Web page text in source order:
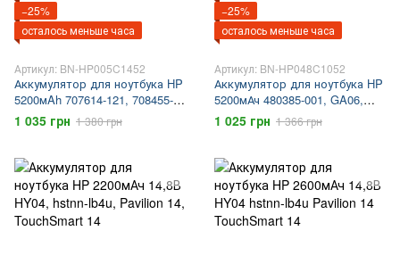
−25%
осталось меньше часа
Артикул: BN-HP005C1452
Аккумулятор для ноутбука HP
5200мAh 707614-121, 708455-
001, 708456-001, AR08,
AR08XL, ZBOOK 15 G1,ZBOOK
G2
1 035 грн 1 380 грн
−25%
осталось меньше часа
Артикул: BN-HP048C1052
Аккумулятор для ноутбука HP
5200мАч 480385-001, GA06,
hstnn-c50c, hstnn-ib75, hstnn-
db75, pavilion dv7 2000, pavilion
1 025 грн 1 366 грн